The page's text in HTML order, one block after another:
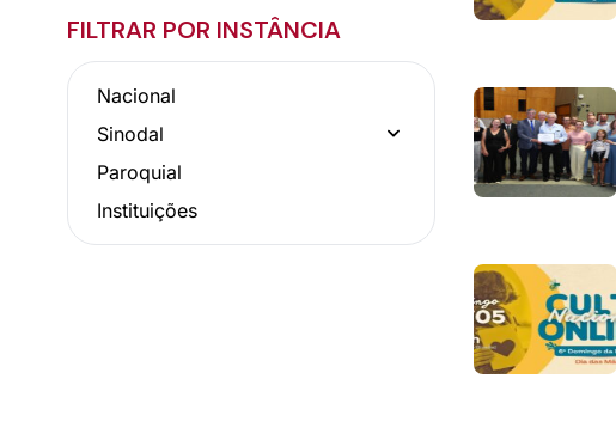
FILTRAR POR INSTÂNCIA
Nacional
Sinodal
Paroquial
Instituições